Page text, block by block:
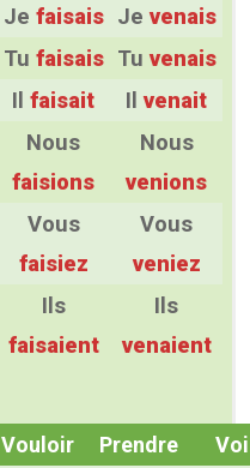
Je faisais Jevenais
Tu faisais Tuvenais
Il faisait Ilvenait
Nous
faisions
Nous
venions
Vous
faisiez
Vous
veniez
Ils
faisaient
Ils
venaient
Vouloir Prendre